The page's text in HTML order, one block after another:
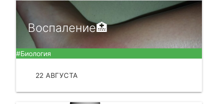
Воспаление🏥
#Биология
22 АВГУСТА